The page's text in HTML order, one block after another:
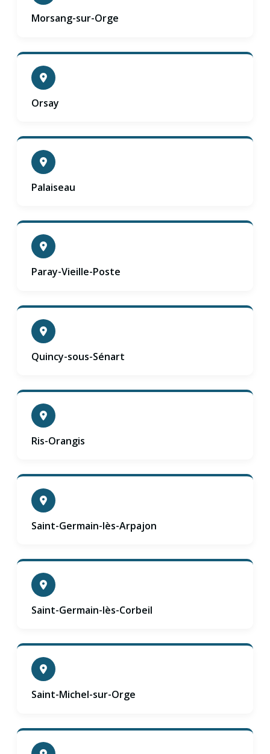
Morsang-sur-Orge
Orsay
Palaiseau
Paray-Vieille-Poste
Quincy-sous-Sénart
Ris-Orangis
Saint-Germain-lès-Arpajon
Saint-Germain-lès-Corbeil
Saint-Michel-sur-Orge